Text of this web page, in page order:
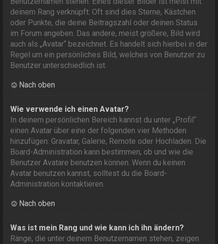
deinem Rang verknüpft: Oft sind dies Sterne, Kästchen
oder Punkte, die deine Beitragszahl oder deinen Status
im Forum angeben. Das andere, meist größere, Bild wird
auch als „Avatar“ bezeichnet. Es handelt sich hierbei in der
Regel um ein persönliches Bild, welches von Benutzer zu
Benutzer unterschiedlich ist.
Nach oben
Wie verwende ich einen Avatar?
In deinem persönlichen Bereich kannst du unter „Profil“
einen Avatar über eine der folgenden vier Methoden
hinzufügen: Gravatar, Galerie, Remote oder Hochladen. Die
Board-Administration kann bestimmen, ob und wie die
Benutzer Avatare benutzen können. Wenn du keinen
Avatar benutzen kannst, solltest du die Board-
Administration kontaktieren.
Nach oben
Was ist mein Rang und wie kann ich ihn ändern?
Ränge, die unter deinem Benutzernamen stehen, zeigen